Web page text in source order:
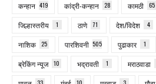
कन्हान 419 कांद्री-कन्हान 28 कामठी 65
जिल्हास्तरीय 1 ठाणे 71 देश/विदेश 4
नाशिक 25 पारशिवनी 505 पुढाकार 1
ब्रेकिंग न्यूज 10 भद्रावती 1 मराठवाडा